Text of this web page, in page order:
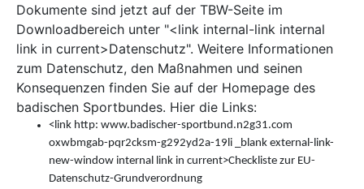
Dokumente sind jetzt auf der TBW-Seite im
Downloadbereich unter "<link internal-link internal
link in current>Datenschutz". Weitere Informationen
zum Datenschutz, den Maßnahmen und seinen
Konsequenzen finden Sie auf der Homepage des
badischen Sportbundes. Hier die Links:
<link http: www.badischer-sportbund.n2g31.com
oxwbmgab-pqr2cksm-g292yd2a-19li _blank external-link-
new-window internal link in current>Checkliste zur EU-
Datenschutz-Grundverordnung